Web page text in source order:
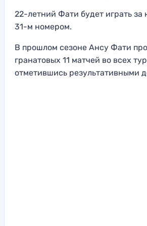
22-летний Фати будет играть за
31-м номером.
В прошлом сезоне Ансу Фати
гранатовых 11 матчей во всех
отметившись результативными